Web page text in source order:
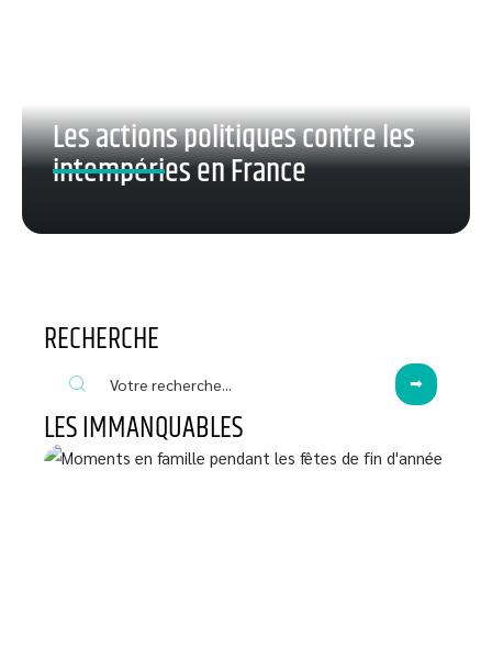
Les actions politiques contre les
intempéries en France
RECHERCHE
LES IMMANQUABLES